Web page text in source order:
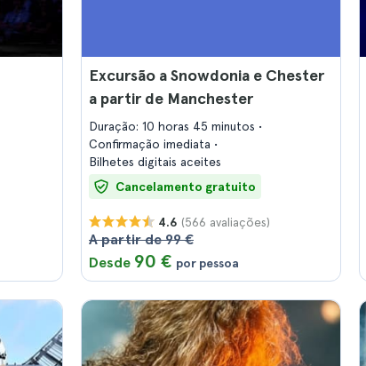
Excursão a Snowdonia e Chester
a partir de Manchester
Duração: 10 horas 45 minutos
Confirmação imediata
Bilhetes digitais aceites
Cancelamento gratuito
4.6 (566 avaliações)
A partir de 99 €
Desde 90 € por pessoa